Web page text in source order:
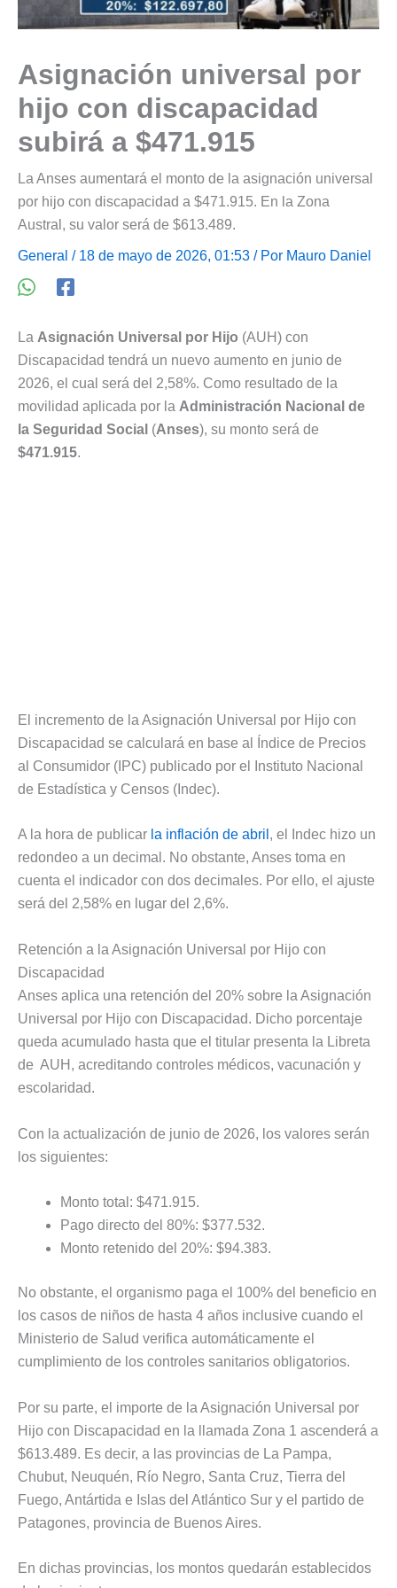
Asignación universal por
hijo con discapacidad
subirá a $471.915
La Anses aumentará el monto de la asignación universal
por hijo con discapacidad a $471.915. En la Zona
Austral, su valor será de $613.489.
General / 18 de mayo de 2026, 01:53 / Por Mauro Daniel
La Asignación Universal por Hijo (AUH) con
Discapacidad tendrá un nuevo aumento en junio de
2026, el cual será del 2,58%. Como resultado de la
movilidad aplicada por la Administración Nacional de
la Seguridad Social (Anses), su monto será de
$471.915.
El incremento de la Asignación Universal por Hijo con
Discapacidad se calculará en base al Índice de Precios
al Consumidor (IPC) publicado por el Instituto Nacional
de Estadística y Censos (Indec).
A la hora de publicar la inflación de abril , el Indec hizo un
redondeo a un decimal. No obstante, Anses toma en
cuenta el indicador con dos decimales. Por ello, el ajuste
será del 2,58% en lugar del 2,6%.
Retención a la Asignación Universal por Hijo con
Discapacidad
Anses aplica una retención del 20% sobre la Asignación
Universal por Hijo con Discapacidad. Dicho porcentaje
queda acumulado hasta que el titular presenta la Libreta
de AUH, acreditando controles médicos, vacunación y
escolaridad.
Con la actualización de junio de 2026, los valores serán
los siguientes:
Monto total: $471.915.
Pago directo del 80%: $377.532.
Monto retenido del 20%: $94.383.
No obstante, el organismo paga el 100% del beneficio en
los casos de niños de hasta 4 años inclusive cuando el
Ministerio de Salud verifica automáticamente el
cumplimiento de los controles sanitarios obligatorios.
Por su parte, el importe de la Asignación Universal por
Hijo con Discapacidad en la llamada Zona 1 ascenderá a
$613.489. Es decir, a las provincias de La Pampa,
Chubut, Neuquén, Río Negro, Santa Cruz, Tierra del
Fuego, Antártida e Islas del Atlántico Sur y el partido de
Patagones, provincia de Buenos Aires.
En dichas provincias, los montos quedarán establecidos